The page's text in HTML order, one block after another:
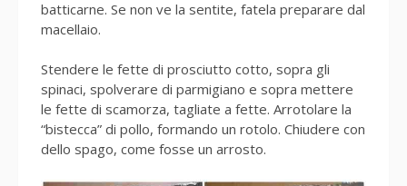
batticarne. Se non ve la sentite, fatela preparare dal
macellaio.
Stendere le fette di prosciutto cotto, sopra gli
spinaci, spolverare di parmigiano e sopra mettere
le fette di scamorza, tagliate a fette. Arrotolare la
“bistecca” di pollo, formando un rotolo. Chiudere con
dello spago, come fosse un arrosto.